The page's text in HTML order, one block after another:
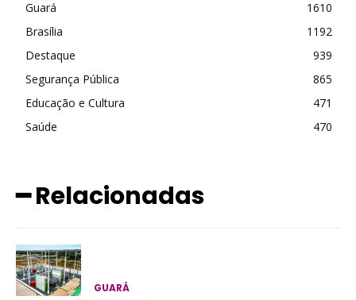
Guará
1610
Brasília
1192
Destaque
939
Segurança Pública
865
Educação e Cultura
471
Saúde
470
━ Relacionadas
GUARÁ